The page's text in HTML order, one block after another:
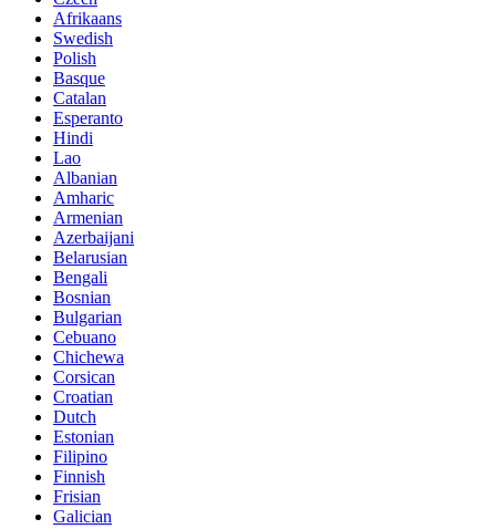
Afrikaans
Swedish
Polish
Basque
Catalan
Esperanto
Hindi
Lao
Albanian
Amharic
Armenian
Azerbaijani
Belarusian
Bengali
Bosnian
Bulgarian
Cebuano
Chichewa
Corsican
Croatian
Dutch
Estonian
Filipino
Finnish
Frisian
Galician